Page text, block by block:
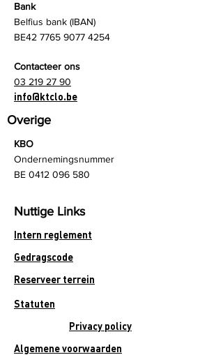
Bank
Belfius bank (IBAN)
BE42 7765 9077 4254
Contacteer ons
03 219 27 90
info@ktclo.be
Overige
KBO
Ondernemingsnummer
BE 0412 096 580
Nuttige Links
Intern reglement
Gedragscode
Reserveer terrein
Statuten
Privacy policy
Algemene voorwaarden